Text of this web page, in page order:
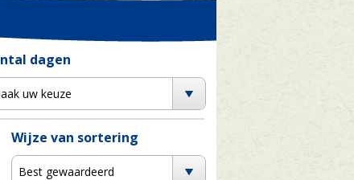
dagen
uw keuze
Wijze van sortering
Best gewaardeerd